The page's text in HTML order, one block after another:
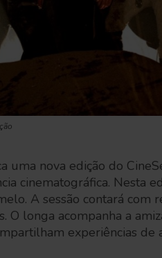
uma nova edição do
cinematográfica. Nesta
A sessão contará
O longa acompanha a
experiências de